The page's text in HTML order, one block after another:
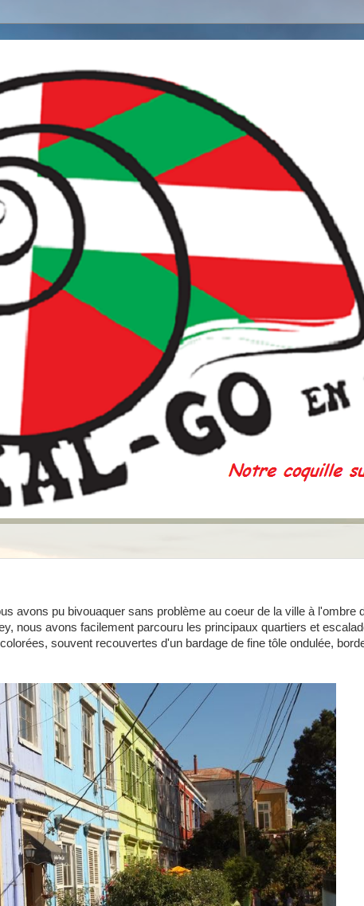
avons pu bivouaquer sans problème au coeur de la ville à l'ombre
nous avons facilement parcouru les principaux quartiers et
souvent recouvertes d'un bardage de fine tôle ondulée,